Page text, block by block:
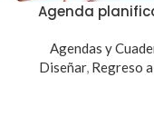
Agenda
Agendas y
Diseñar, Regreso